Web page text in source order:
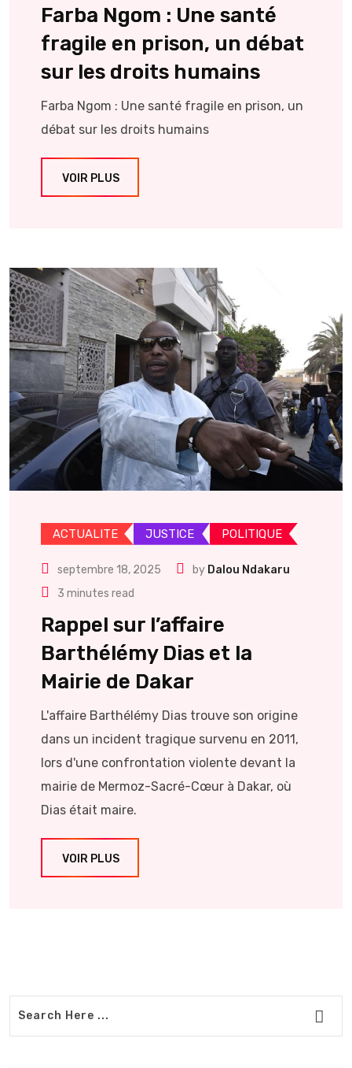
Farba Ngom : Une santé
fragile en prison, un débat
sur les droits humains
Farba Ngom : Une santé fragile en prison, un
débat sur les droits humains
VOIR PLUS
ACTUALITE JUSTICE POLITIQUE
septembre 18, 2025 by Dalou Ndakaru
3 minutes read
Rappel sur l’affaire
Barthélémy Dias et la
Mairie de Dakar
L'affaire Barthélémy Dias trouve son origine
dans un incident tragique survenu en 2011,
lors d'une confrontation violente devant la
mairie de Mermoz-Sacré-Cœur à Dakar, où
Dias était maire.
VOIR PLUS